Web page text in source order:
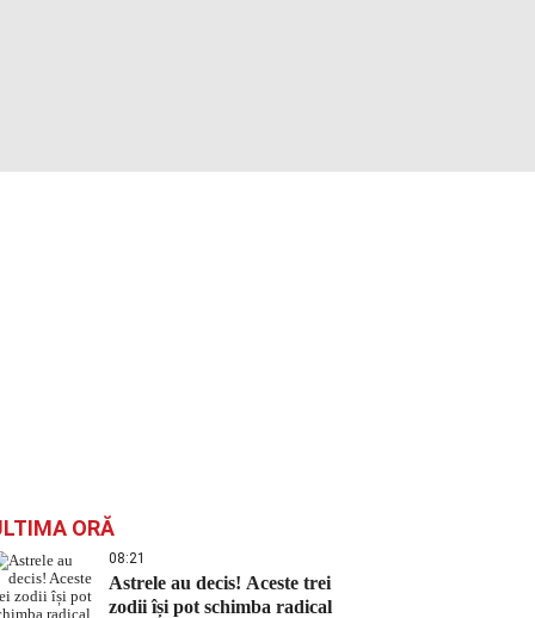
ORĂ
08:21
Astrele au decis! Aceste trei
zodii își pot schimba radical